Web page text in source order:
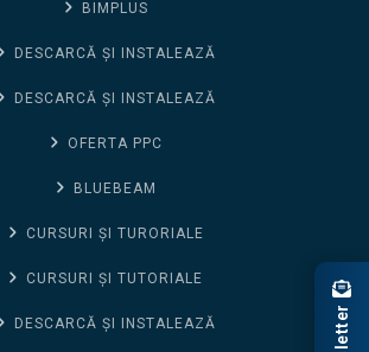
BIMPLUS
DESCARCĂ ȘI INSTALEAZĂ
DESCARCĂ ȘI INSTALEAZĂ
OFERTA PPC
BLUEBEAM
CURSURI ȘI TURORIALE
CURSURI ȘI TUTORIALE
DESCARCĂ ȘI INSTALEAZĂ